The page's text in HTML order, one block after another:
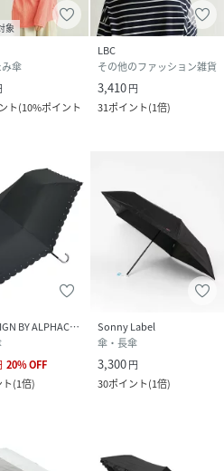
仕様。ポキポキ折らずにスムー
しているご使用上の注意をお読
26SS】
63）：中国
01）：ポリエステル100%（PUコー
｜ホワイト（10）：ポリエステル
コーティング）｜ピンク（63）：ポ
象
傘
ト(10%ポイント
LBC
その他のファッション雑貨
3,410円
31ポイント(1倍)
A/C DESIGN BY ALPHACUBIC
20%OFF
(1倍)
Sonny Label
傘・長傘
3,300円
30ポイント(1倍)